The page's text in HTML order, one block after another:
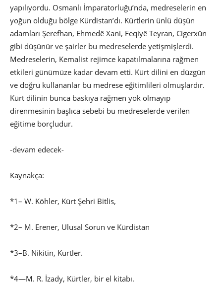
yapılıyordu. Osmanlı İmparatorluğu’nda, medreselerin en
yoğun olduğu bölge Kürdistan’dı. Kürtlerin ünlü düşün
adamları Şerefhan, Ehmedê Xani, Feqiyê Teyran, Cigerxûn
gibi düşünür ve şairler bu medreselerde yetişmişlerdi.
Medreselerin, Kemalist rejimce kapatılmalarına rağmen
etkileri günümüze kadar devam etti. Kürt dilini en düzgün
ve doğru kullananlar bu medrese eğitimlileri olmuşlardır.
Kürt dilinin bunca baskıya rağmen yok olmayıp
direnmesinin başlıca sebebi bu medreselerde verilen
eğitime borçludur.
-devam edecek-
Kaynakça:
*1– W. Köhler, Kürt Şehri Bitlis,
*2– M. Erener, Ulusal Sorun ve Kürdistan
*3–B. Nikitin, Kürtler.
*4—M. R. İzady, Kürtler, bir el kitabı.